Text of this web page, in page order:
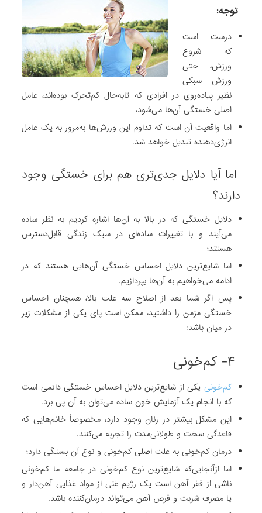
توجه:
درست است
که شروع
ورزش، حتی
ورزش سبکی
نظیر پیاده‌روی در افرادی که تابه‌حال کم‌تحرک بوده‌اند، عامل
اصلی خستگی آن‌ها می‌شود،
اما واقعیت آن است که تداوم این ورزش‌ها به‌مرور به یک عامل
انرژی‌دهنده تبدیل خواهد شد.
اما آیا دلایل جدی‌تری هم برای خستگی وجود
دارند؟
دلایل خستگی که در بالا به آن‌ها اشاره کردیم به نظر ساده
می‌آیند و با تغییرات ساده‌ای در سبک زندگی قابل‌دسترس
هستند؛
اما شایع‌ترین دلایل احساس خستگی آن‌هایی هستند که در
ادامه می‌خواهیم به آن‌ها بپردازیم.
پس اگر شما بعد از اصلاح سه علت بالا، همچنان احساس
خستگی مزمن را داشتید، ممکن است پای یکی از مشکلات زیر
در میان باشد:
کم‌خونی یکی از شایع‌ترین دلایل احساس خستگی دائمی است
که با انجام یک آزمایش خون ساده می‌توان به آن پی برد.
این مشکل بیشتر در زنان وجود دارد، مخصوصاً خانم‌هایی که
قاعدگی سخت و طولانی‌مدت را تجربه می‌کنند.
درمان کم‌خونی به علت اصلی کم‌خونی و نوع آن بستگی دارد؛
اما ازآنجایی‌که شایع‌ترین نوع کم‌خونی در جامعه ما کم‌خونی
ناشی از فقر آهن است یک رژیم غنی از مواد غذایی آهن‌دار و
یا مصرف شربت و قرص آهن می‌تواند درمان‌کننده باشد.